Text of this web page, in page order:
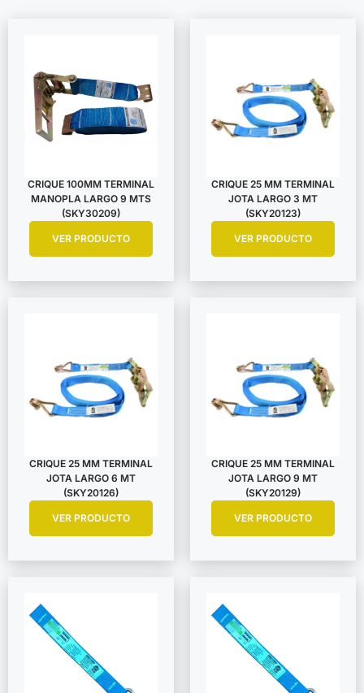
CRIQUE 100MM TERMINAL
MANOPLA LARGO 9 MTS
(SKY30209)
VER PRODUCTO
CRIQUE 25 MM TERMINAL
JOTA LARGO 3 MT
(SKY20123)
VER PRODUCTO
CRIQUE 25 MM TERMINAL
JOTA LARGO 6 MT
(SKY20126)
VER PRODUCTO
CRIQUE 25 MM TERMINAL
JOTA LARGO 9 MT
(SKY20129)
VER PRODUCTO